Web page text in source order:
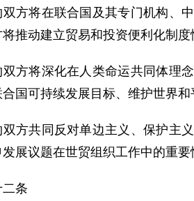
双方将在联合国及其专门机构、
推动建立贸易和投资便利化制
双方将深化在人类命运共同体理
国可持续发展目标、维护世界
双方共同反对单边主义、保护主
展议题在世贸组织工作中的重
条